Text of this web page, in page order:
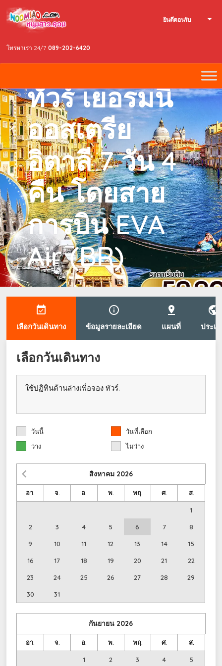
โทรหาเรา 24/7 089-202-6420
ยินดีตอนรับ
EUROPE
POPULAR
ทัวร์ เยอรมนี
ออสเตรีย
อิตาลี 7 วัน 4
คืน โดยสาย
การบิน EVA
Air (BR)
event_available
เลือกวันเดินทาง
info_outline
ข้อมูลรายละเอียด
pin_drop
แผนที่
public
ประเ
เลือกวันเดินทาง
ใช้ปฏิทินด้านล่างเพื่อจอง ทัวร์.
วันนี้
วันที่เลือก
ว่าง
ไม่ว่าง
สิงหาคม 2026
อา. จ. อ. พ. พฤ. ศ. ส.
1
2 3 4 5 6 7 8
9 10 11 12 13 14 15
16 17 18 19 20 21 22
23 24 25 26 27 28 29
30 31
กันยายน 2026
อา. จ. อ. พ. พฤ. ศ. ส.
1 2 3 4 5